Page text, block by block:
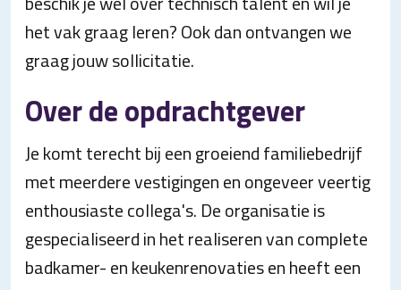
het vak graag leren? Ook dan ontvangen we
graag jouw sollicitatie.
Over de opdrachtgever
Je komt terecht bij een groeiend familiebedrijf
met meerdere vestigingen en ongeveer veertig
enthousiaste collega's. De organisatie is
gespecialiseerd in het realiseren van complete
badkamer- en keukenrenovaties en heeft een